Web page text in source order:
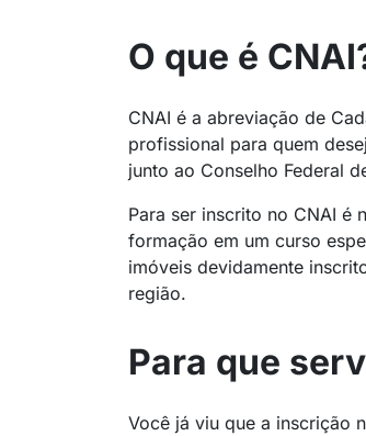
O que é
CNAI é a abreviação de
profissional para quem
junto ao Conselho Federal
Para ser inscrito no CNAI é
formação em um curso
imóveis devidamente
região.
Para que
Você já viu que a inscrição